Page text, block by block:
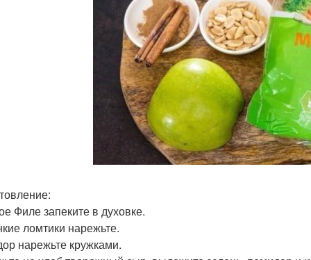
Филе запеките в духовке.
ломтики нарежьте.
нарежьте кружками.